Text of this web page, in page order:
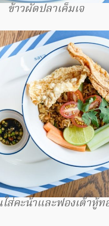
ข้าวผัดปลาเค็มเจ
ส่คะน้าและฟองเต้าหู้ท